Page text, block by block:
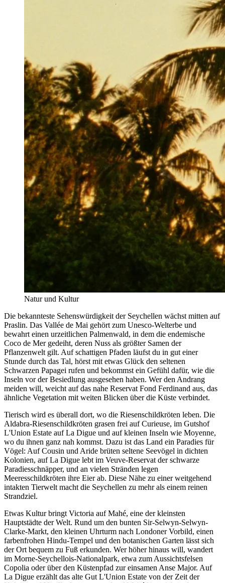
Natur und Kultur
Die bekannteste Sehenswürdigkeit der Seychellen wächst mitten auf
Praslin. Das Vallée de Mai gehört zum Unesco-Welterbe und
bewahrt einen urzeitlichen Palmenwald, in dem die endemische
Coco de Mer gedeiht, deren Nuss als größter Samen der
Pflanzenwelt gilt. Auf schattigen Pfaden läufst du in gut einer
Stunde durch das Tal, hörst mit etwas Glück den seltenen
Schwarzen Papagei rufen und bekommst ein Gefühl dafür, wie die
Inseln vor der Besiedlung ausgesehen haben. Wer den Andrang
meiden will, weicht auf das nahe Reservat Fond Ferdinand aus, das
ähnliche Vegetation mit weiten Blicken über die Küste verbindet.
Tierisch wird es überall dort, wo die Riesenschildkröten leben. Die
Aldabra-Riesenschildkröten grasen frei auf Curieuse, im Gutshof
L'Union Estate auf La Digue und auf kleinen Inseln wie Moyenne,
wo du ihnen ganz nah kommst. Dazu ist das Land ein Paradies für
Vögel: Auf Cousin und Aride brüten seltene Seevögel in dichten
Kolonien, auf La Digue lebt im Veuve-Reservat der schwarze
Paradiesschnäpper, und an vielen Stränden legen
Meeresschildkröten ihre Eier ab. Diese Nähe zu einer weitgehend
intakten Tierwelt macht die Seychellen zu mehr als einem reinen
Strandziel.
Etwas Kultur bringt Victoria auf Mahé, eine der kleinsten
Hauptstädte der Welt. Rund um den bunten Sir-Selwyn-Selwyn-
Clarke-Markt, den kleinen Uhrturm nach Londoner Vorbild, einen
farbenfrohen Hindu-Tempel und den botanischen Garten lässt sich
der Ort bequem zu Fuß erkunden. Wer höher hinaus will, wandert
im Morne-Seychellois-Nationalpark, etwa zum Aussichtsfelsen
Copolia oder über den Küstenpfad zur einsamen Anse Major. Auf
La Digue erzählt das alte Gut L'Union Estate von der Zeit der